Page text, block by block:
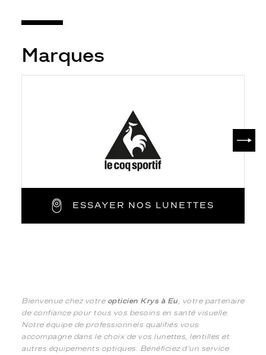
Marques
ESSAYER NOS LUNETTES
Bienvenue chez votre opticien Krys à Eu, votre partenaire
de confiance pour tous vos besoins en santé visuelle.
Notre équipe de professionnels qualifiés vous
accompagne dans le choix de vos lunettes, lentilles et
autres équipements optiques. Bénéficiez d'un service